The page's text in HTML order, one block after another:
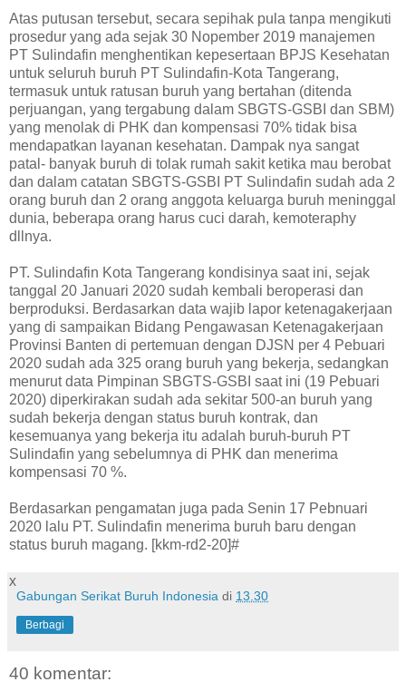
Atas putusan tersebut, secara sepihak pula tanpa mengikuti
prosedur yang ada sejak 30 Nopember 2019 manajemen
PT Sulindafin menghentikan kepesertaan BPJS Kesehatan
untuk seluruh buruh PT Sulindafin-Kota Tangerang,
termasuk untuk ratusan buruh yang bertahan (ditenda
perjuangan, yang tergabung dalam SBGTS-GSBI dan SBM)
yang menolak di PHK dan kompensasi 70% tidak bisa
mendapatkan layanan kesehatan. Dampak nya sangat
patal- banyak buruh di tolak rumah sakit ketika mau berobat
dan dalam catatan SBGTS-GSBI PT Sulindafin sudah ada 2
orang buruh dan 2 orang anggota keluarga buruh meninggal
dunia, beberapa orang harus cuci darah, kemoteraphy
dllnya.
PT. Sulindafin Kota Tangerang kondisinya saat ini, sejak
tanggal 20 Januari 2020 sudah kembali beroperasi dan
berproduksi. Berdasarkan data wajib lapor ketenagakerjaan
yang di sampaikan Bidang Pengawasan Ketenagakerjaan
Provinsi Banten di pertemuan dengan DJSN per 4 Pebuari
2020 sudah ada 325 orang buruh yang bekerja, sedangkan
menurut data Pimpinan SBGTS-GSBI saat ini (19 Pebuari
2020) diperkirakan sudah ada sekitar 500-an buruh yang
sudah bekerja dengan status buruh kontrak, dan
kesemuanya yang bekerja itu adalah buruh-buruh PT
Sulindafin yang sebelumnya di PHK dan menerima
kompensasi 70 %.
Berdasarkan pengamatan juga pada Senin 17 Pebnuari
2020 lalu PT. Sulindafin menerima buruh baru dengan
status buruh magang. [kkm-rd2-20]#
x
Gabungan Serikat Buruh Indonesia di 13.30
Berbagi
40 komentar: